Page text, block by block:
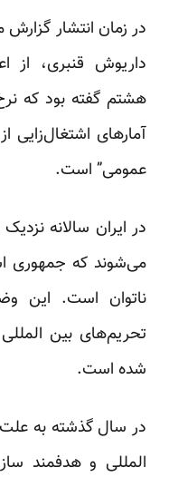
داریوش قنبری، از
آمارهای اشتغال‌زایی
عمومی” است.
در ایران سالانه
می‌شوند که جمهوری
ناتوان است. این
تحریم‌های بین
شده است.
در سال گذشته به
المللی و هدفمند